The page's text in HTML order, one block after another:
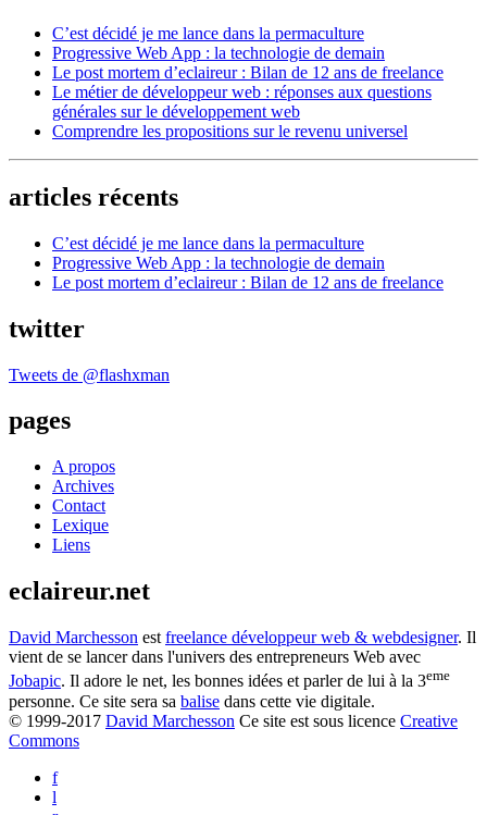
C’est décidé je me lance dans la permaculture
Progressive Web App : la technologie de demain
Le post mortem d’eclaireur : Bilan de 12 ans de freelance
Le métier de développeur web : réponses aux questions
générales sur le développement web
Comprendre les propositions sur le revenu universel
articles récents
C’est décidé je me lance dans la permaculture
Progressive Web App : la technologie de demain
Le post mortem d’eclaireur : Bilan de 12 ans de freelance
twitter
Tweets de @flashxman
pages
A propos
Archives
Contact
Lexique
Liens
eclaireur.net
David Marchesson est freelance développeur web & webdesigner. Il
vient de se lancer dans l'univers des entrepreneurs Web avec
Jobapic. Il adore le net, les bonnes idées et parler de lui à la 3eme
personne. Ce site sera sa balise dans cette vie digitale.
© 1999-2017 David Marchesson Ce site est sous licence Creative
Commons
f
l